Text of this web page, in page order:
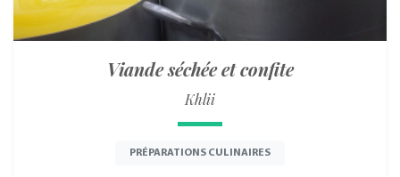
Viande séchée et confite
Khlii
PRÉPARATIONS CULINAIRES